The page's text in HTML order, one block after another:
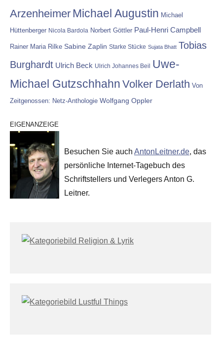
Arzenheimer Michael Augustin Michael
Hüttenberger Nicola Bardola Norbert Göttler Paul-Henri Campbell
Rainer Maria Rilke Sabine Zaplin Starke Stücke Sujata Bhatt Tobias
Burghardt Ulrich Beck Ulrich Johannes Beil
Uwe-
Michael Gutzschhahn Volker Derlath Von
Zeitgenossen: Netz-Anthologie Wolfgang Oppler
EIGENANZEIGE
Besuchen Sie auch AntonLeitner.de, das
persönliche Internet-Tagebuch des
Schriftstellers und Verlegers Anton G.
Leitner.